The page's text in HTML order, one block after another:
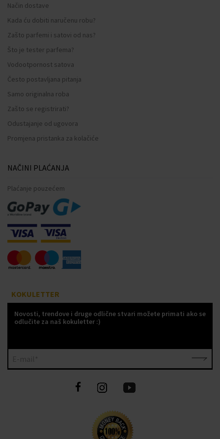
Način dostave
Kada ću dobiti naručenu robu?
Zašto parfemi i satovi od nas?
Što je tester parfema?
Vodootpornost satova
Često postavljana pitanja
Samo originalna roba
Zašto se registrirati?
Odustajanje od ugovora
Promjena pristanka za kolačiće
NAČINI PLAĆANJA
Plaćanje pouzećem
KOKULETTER
Novosti, trendove i druge odlične stvari možete primati ako se
odlučite za naš kokuletter :)